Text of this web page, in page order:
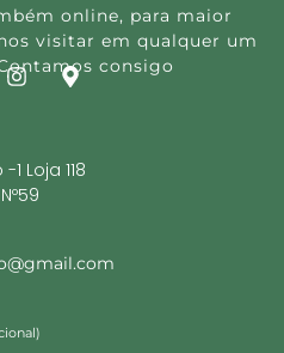
online, para maior
visitar em qualquer um
consigo
Loja 118